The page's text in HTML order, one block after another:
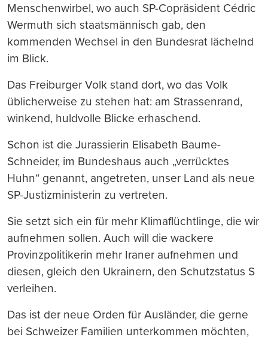
Menschenwirbel, wo auch SP-Copräsident Cédric
Wermuth sich staatsmännisch gab, den
kommenden Wechsel in den Bundesrat lächelnd
im Blick.
Das Freiburger Volk stand dort, wo das Volk
üblicherweise zu stehen hat: am Strassenrand,
winkend, huldvolle Blicke erhaschend.
Schon ist die Jurassierin Elisabeth Baume-
Schneider, im Bundeshaus auch „verrücktes
Huhn“ genannt, angetreten, unser Land als neue
SP-Justizministerin zu vertreten.
Sie setzt sich ein für mehr Klimaflüchtlinge, die wir
aufnehmen sollen. Auch will die wackere
Provinzpolitikerin mehr Iraner aufnehmen und
diesen, gleich den Ukrainern, den Schutzstatus S
verleihen.
Das ist der neue Orden für Ausländer, die gerne
bei Schweizer Familien unterkommen möchten,